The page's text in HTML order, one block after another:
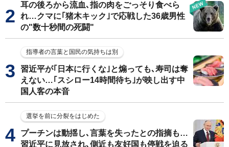
耳の後ろから流血､指の肉をごっそり食べら
れ…クマに｢猪木キック｣で応戦した36歳男性
の"数十秒間の死闘"
指導者の言葉と国民の気持ちは別
習近平が｢日本に行くな｣と煽っても､寿司は奪
えない…｢スシロー14時間待ち｣が映し出す中
国人客の本音
選挙を前に分裂をはじめた
プーチンは動揺し､言葉を失ったとの指摘も…
習近平に見放され､側近も友好国も停戦を迫る